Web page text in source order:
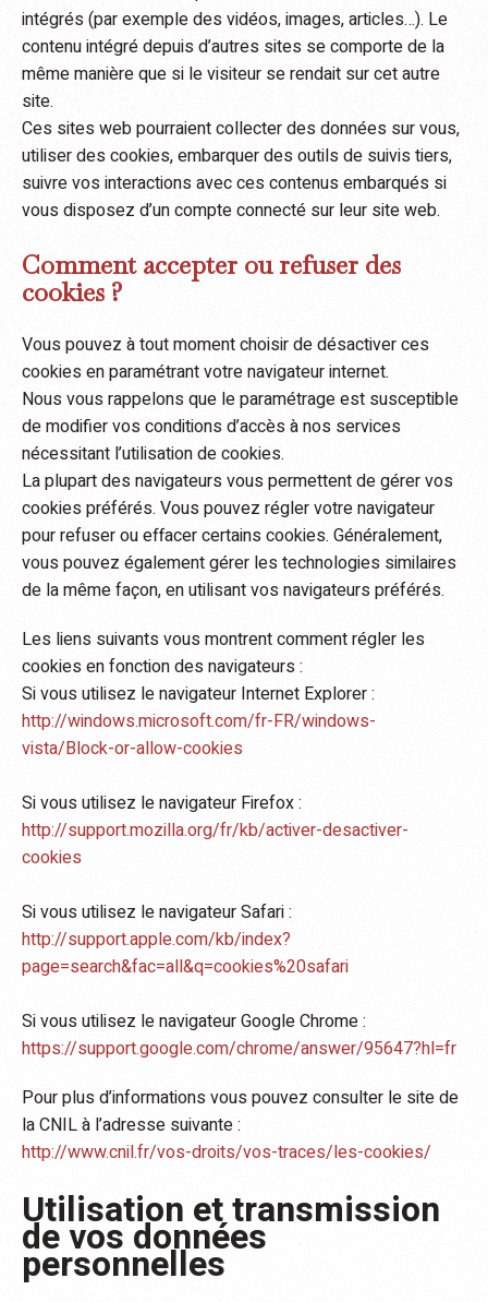
intégrés (par exemple des vidéos, images, articles…). Le
contenu intégré depuis d’autres sites se comporte de la
même manière que si le visiteur se rendait sur cet autre
site.
Ces sites web pourraient collecter des données sur vous,
utiliser des cookies, embarquer des outils de suivis tiers,
suivre vos interactions avec ces contenus embarqués si
vous disposez d’un compte connecté sur leur site web.
Comment accepter ou refuser des
cookies ?
Vous pouvez à tout moment choisir de désactiver ces
cookies en paramétrant votre navigateur internet.
Nous vous rappelons que le paramétrage est susceptible
de modifier vos conditions d’accès à nos services
nécessitant l’utilisation de cookies.
La plupart des navigateurs vous permettent de gérer vos
cookies préférés. Vous pouvez régler votre navigateur
pour refuser ou effacer certains cookies. Généralement,
vous pouvez également gérer les technologies similaires
de la même façon, en utilisant vos navigateurs préférés.
Les liens suivants vous montrent comment régler les
cookies en fonction des navigateurs :
Si vous utilisez le navigateur Internet Explorer :
http://windows.microsoft.com/fr-FR/windows-
vista/Block-or-allow-cookies
Si vous utilisez le navigateur Firefox :
http://support.mozilla.org/fr/kb/activer-desactiver-
cookies
Si vous utilisez le navigateur Safari :
http://support.apple.com/kb/index?
page=search&fac=all&q=cookies%20safari
Si vous utilisez le navigateur Google Chrome :
https://support.google.com/chrome/answer/95647?hl=fr
Pour plus d’informations vous pouvez consulter le site de
la CNIL à l’adresse suivante :
http://www.cnil.fr/vos-droits/vos-traces/les-cookies/
Utilisation et transmission
de vos données
personnelles